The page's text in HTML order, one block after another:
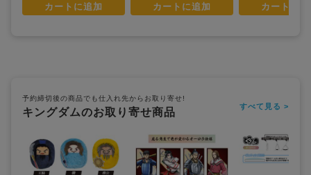
カートに追加 カートに追加 カートに
予約締切後の商品でも仕入れ先からお取り寄せ!
キングダムのお取り寄せ商品 すべて見る >